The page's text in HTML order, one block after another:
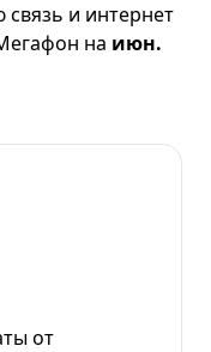
и интернет
на июн.
от